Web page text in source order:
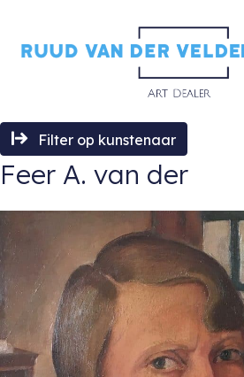
Filter op kunstenaar
Feer A. van der